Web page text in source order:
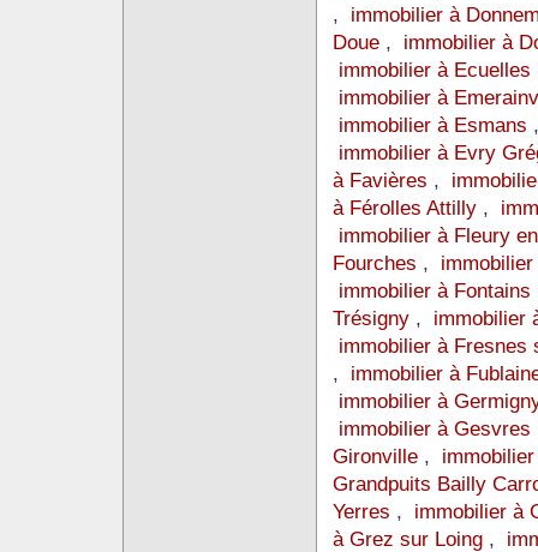
, immobilier à
Doue , immobilier à
immobilier à Ecuelles
immobilier à
immobilier à Esmans
immobilier à Evry
à Favières ,
à Férolles Attilly ,
immobilier à Fleury
Fourches ,
immobilier à Fontains
Trésigny , immobilier
immobilier à Fresnes
, immobilier à
immobilier à
immobilier à
Gironville ,
Grandpuits Bailly
Yerres , immobilier à
à Grez sur Loing ,